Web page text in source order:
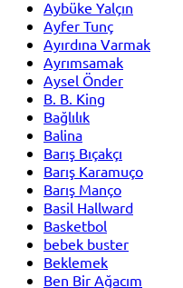
Aybüke Yalçın
Ayfer Tunç
Ayırdına Varmak
Ayrımsamak
Aysel Önder
B. B. King
Bağlılık
Balina
Barış Bıçakçı
Barış Karamuço
Barış Manço
Basil Hallward
Basketbol
bebek buster
Beklemek
Ben Bir Ağacım